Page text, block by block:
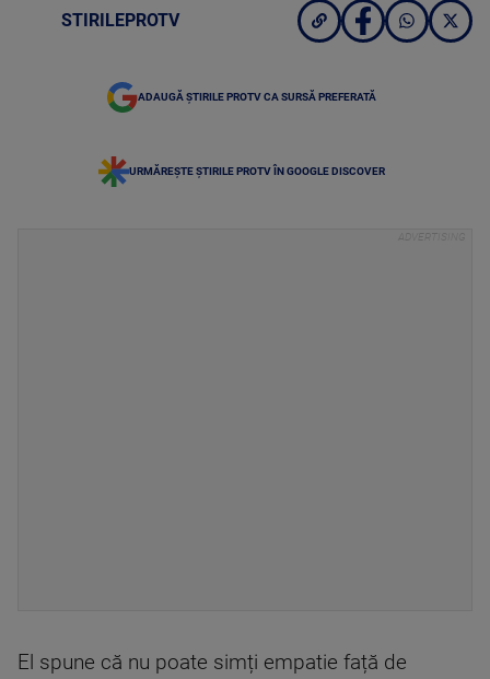
STIRILEPROTV
ADAUGĂ ȘTIRILE PROTV CA SURSĂ PREFERATĂ
URMĂREȘTE ȘTIRILE PROTV ÎN GOOGLE DISCOVER
El spune că nu poate simți empatie față de